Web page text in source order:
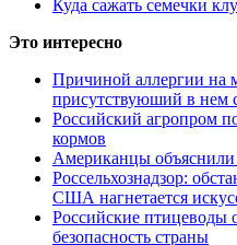
Куда сажать семечки
Это интересно
Причиной аллергии на
присутствуюший в нем
Российский агропром
кормов
Американцы
Россельхознадзор:
США нагнетается
Российские птицеводы
безопасность страны